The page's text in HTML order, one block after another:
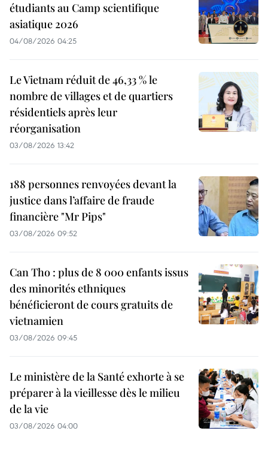
étudiants au Camp scientifique
asiatique 2026
04/08/2026 04:25
Le Vietnam réduit de 46,33 % le
nombre de villages et de quartiers
résidentiels après leur
réorganisation
03/08/2026 13:42
188 personnes renvoyées devant la
justice dans l’affaire de fraude
financière "Mr Pips"
03/08/2026 09:52
Can Tho : plus de 8 000 enfants issus
des minorités ethniques
bénéficieront de cours gratuits de
vietnamien
03/08/2026 09:45
Le ministère de la Santé exhorte à se
préparer à la vieillesse dès le milieu
de la vie
03/08/2026 04:00